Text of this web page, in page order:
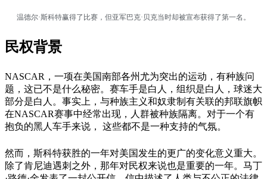
温德尔·斯科特赢得了比赛，但亚军巴克·贝克当时却被宣布获得了第一名。
民权背景
NASCAR，一项在美国南部各州尤为突出的运动，有种族问
题，这已不是什么秘密。赛车手是白人，组织是白人，球迷大
部分是白人。事实上，与种族主义和奴隶制有关联的邦联旗帜
在NASCAR赛事中经常出现，人群被种族隔离。对于一个有
抱负的黑人车手来说， 这些都不是一种支持的气氛。
然而，斯科特获胜的一年对美国发生的更广的变化意义重大。
除了肯尼迪遇刺之外，那年对民权来说也是重要的一年。马丁